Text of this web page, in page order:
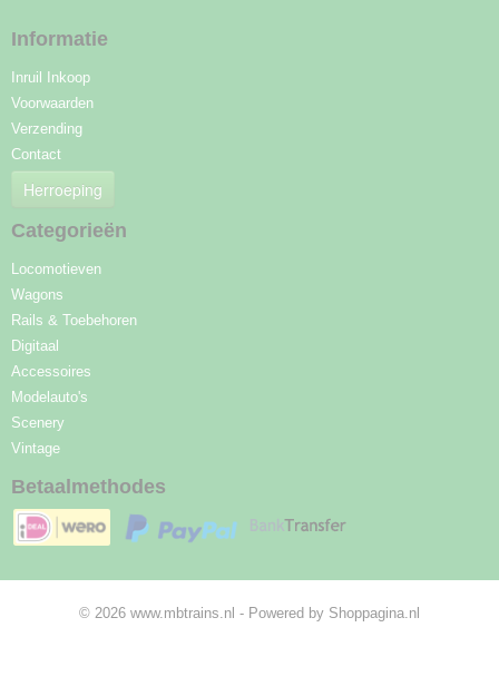
Informatie
Inruil Inkoop
Voorwaarden
Verzending
Contact
Herroeping
Categorieën
Locomotieven
Wagons
Rails & Toebehoren
Digitaal
Accessoires
Modelauto's
Scenery
Vintage
Betaalmethodes
© 2026 www.mbtrains.nl - Powered by Shoppagina.nl